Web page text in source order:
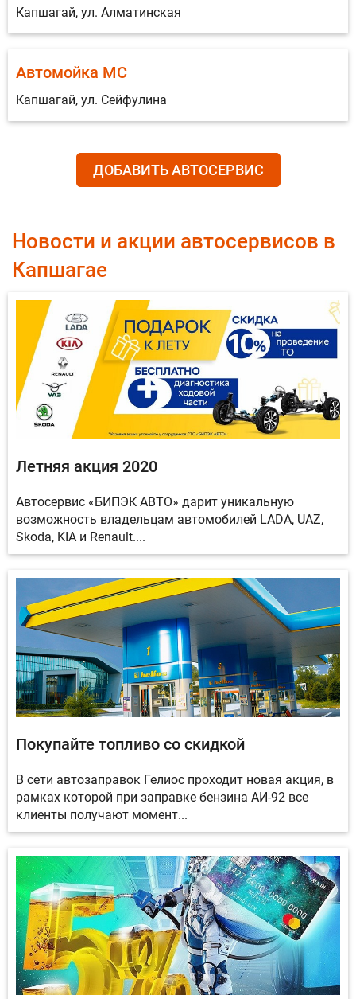
Капшагай, ул. Алматинская
Автомойка МС
Капшагай, ул. Сейфулина
ДОБАВИТЬ АВТОСЕРВИС
Новости и акции автосервисов в
Капшагае
Летняя акция 2020
Автосервис «БИПЭК АВТО» дарит уникальную
возможность владельцам автомобилей LADA, UAZ,
Skoda, KIA и Renault....
Покупайте топливо со скидкой
В сети автозаправок Гелиос проходит новая акция, в
рамках которой при заправке бензина АИ-92 все
клиенты получают момент...